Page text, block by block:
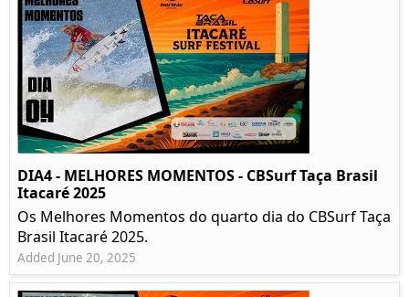
DIA4 - MELHORES MOMENTOS - CBSurf Taça Brasil
Itacaré 2025
Os Melhores Momentos do quarto dia do CBSurf Taça
Brasil Itacaré 2025.
Added June 20, 2025